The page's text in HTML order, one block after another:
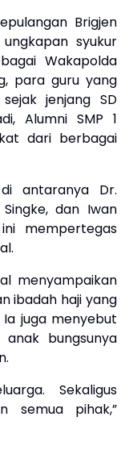
Brigjen
syukur
Wakapolda
para guru yang
jenjang SD
Alumni SMP 1
dari berbagai
antaranya Dr.
dan Iwan
mempertegas
menyampaikan
ibadah haji yang
juga menyebut
bungsunya
Sekaligus
semua pihak,”